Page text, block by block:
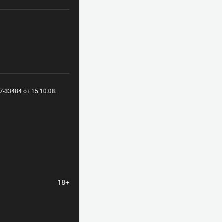
33484 от 15.10.08.
18+